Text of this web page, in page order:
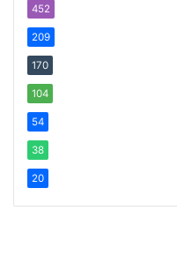
452
209
170
104
54
38
20